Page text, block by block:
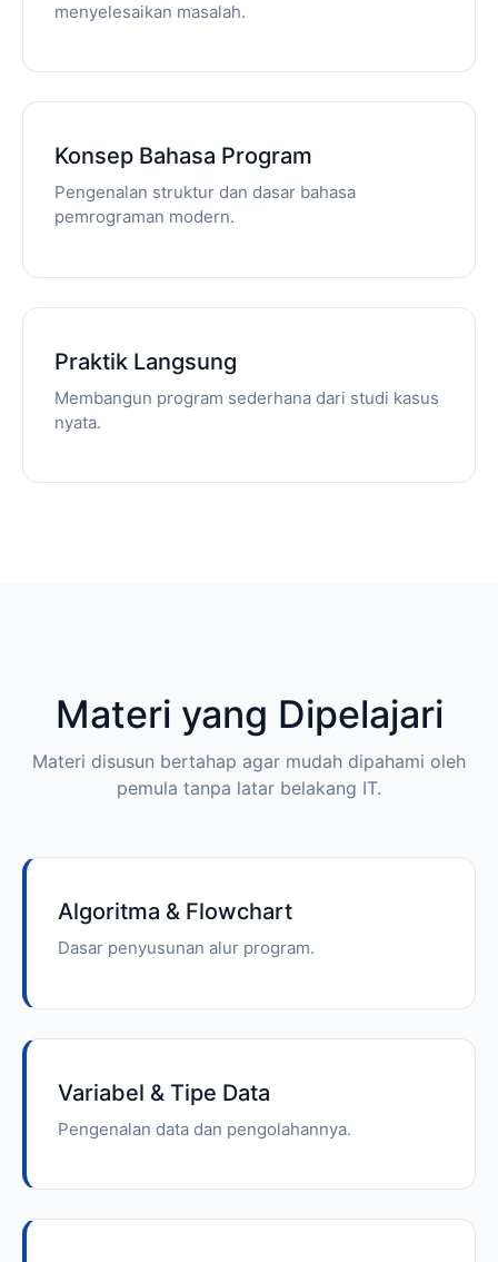
menyelesaikan masalah.
Konsep Bahasa Program
Pengenalan struktur dan dasar bahasa
pemrograman modern.
Praktik Langsung
Membangun program sederhana dari studi kasus
nyata.
Materi yang Dipelajari
Materi disusun bertahap agar mudah dipahami oleh
pemula tanpa latar belakang IT.
Algoritma & Flowchart
Dasar penyusunan alur program.
Variabel & Tipe Data
Pengenalan data dan pengolahannya.